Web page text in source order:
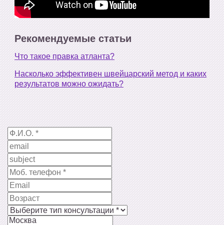
Рекомендуемые статьи
Что такое правка атланта?
Насколько эффективен швейцарский метод и каких
результатов можно ожидать?